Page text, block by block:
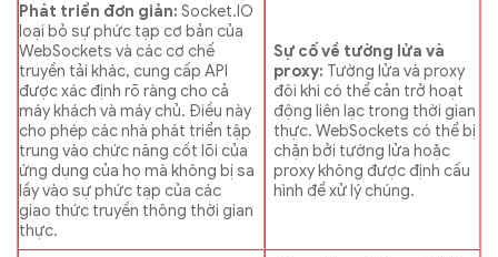
Phát triển đơn giản: Socket.IO
loại bỏ sự phức tạp cơ bản của
WebSockets và các cơ chế
truyền tải khác, cung cấp API
được xác định rõ ràng cho cả
máy khách và máy chủ. Điều này
cho phép các nhà phát triển tập
trung vào chức năng cốt lõi của
ứng dụng của họ mà không bị sa
lầy vào sự phức tạp của các
giao thức truyền thông thời gian
thực.
Sự cố về tường lửa và
proxy: Tường lửa và proxy
đôi khi có thể cản trở hoạt
động liên lạc trong thời gian
thực. WebSockets có thể bị
chặn bởi tường lửa hoặc
proxy không được định cấu
hình để xử lý chúng.